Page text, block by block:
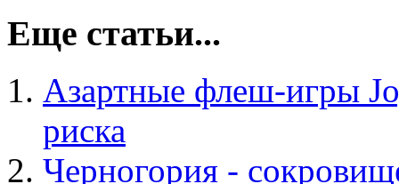
Еще статьи...
Азартные флеш-игры
риска
Черногория -